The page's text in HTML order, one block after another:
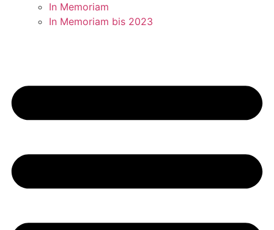
In Memoriam
In Memoriam bis 2023